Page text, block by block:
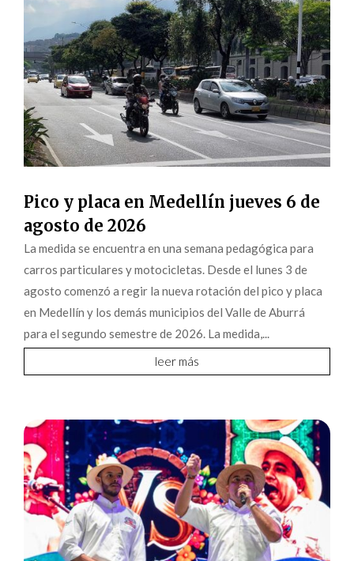
Pico y placa en Medellín jueves 6 de
agosto de 2026
La medida se encuentra en una semana pedagógica para
carros particulares y motocicletas. Desde el lunes 3 de
agosto comenzó a regir la nueva rotación del pico y placa
en Medellín y los demás municipios del Valle de Aburrá
para el segundo semestre de 2026. La medida,...
leer más